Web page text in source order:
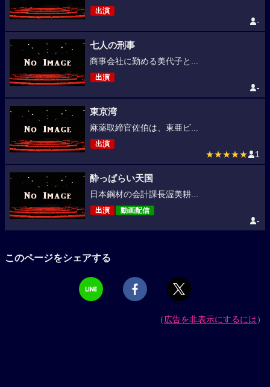
出演
-
七人の刑事
商事会社に勤める美代子と...
出演
-
東京湾
麻薬取締官佐伯は、東亜ビ...
出演
★★★★★ 1
酔っぱらい天国
日本鋼材の会計課長渥美耕...
出演 動画配信
-
このページをシェアする
（広告を非表示にするには）